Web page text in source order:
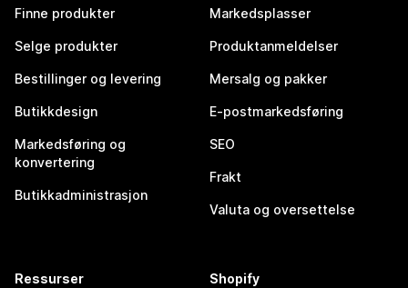
Finne produkter
Selge produkter
Bestillinger og levering
Butikkdesign
Markedsføring og
konvertering
Butikkadministrasjon
Markedsplasser
Produktanmeldelser
Mersalg og pakker
E-postmarkedsføring
SEO
Frakt
Valuta og oversettelse
Ressurser Shopify